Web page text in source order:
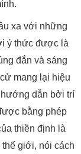
xa với những
ý thức được là
đắn và sáng
mang lại hiệu
dẫn bởi trí
bằng phép
thiền định là
giới, nói cách